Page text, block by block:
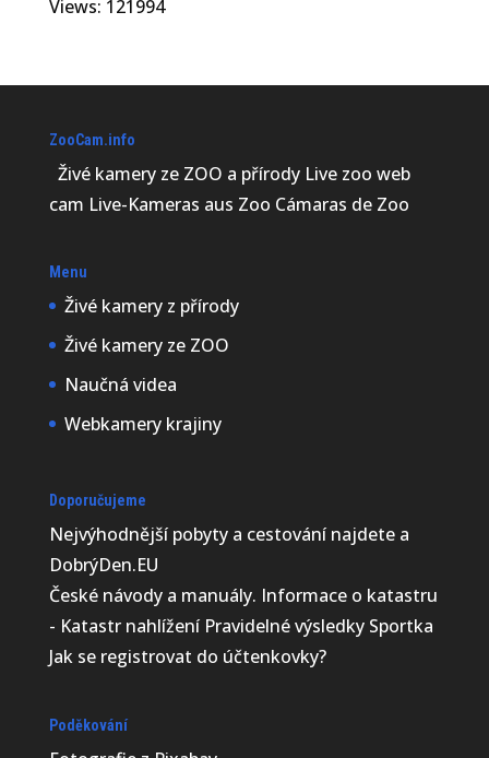
Views: 121994
ZooCam.info
Živé kamery ze ZOO a přírody Live zoo web
cam Live-Kameras aus Zoo Cámaras de Zoo
Menu
Živé kamery z přírody
Živé kamery ze ZOO
Naučná videa
Webkamery krajiny
Doporučujeme
Nejvýhodnější pobyty a cestování najdete a
DobrýDen.EU
České návodya manuály. Informace o katastru
- Katastr nahlíženíPravidelné výsledky Sportka
Jak se registrovat do účtenkovky?
Poděkování